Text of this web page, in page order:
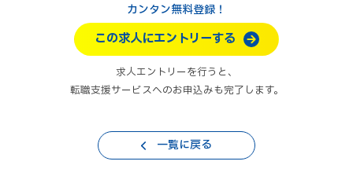
カンタン無料登録！
この求人にエントリーする
求人エントリーを行うと、
転職支援サービスへのお申込みも完了します。
一覧に戻る